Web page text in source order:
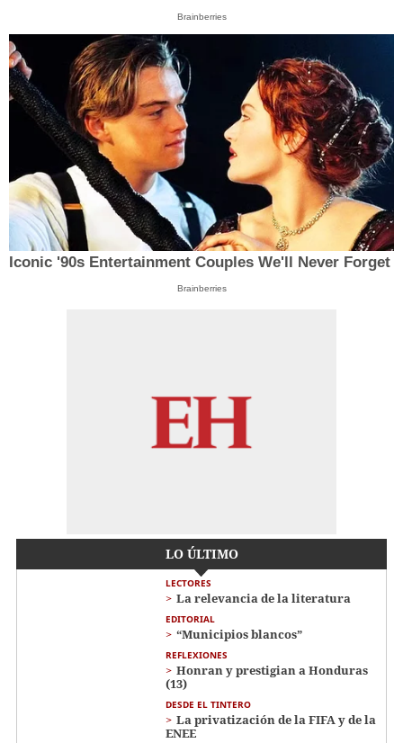
Brainberries
Iconic '90s Entertainment Couples We'll Never Forget
Brainberries
LO ÚLTIMO
LECTORES
La relevancia de la literatura
EDITORIAL
“Municipios blancos”
REFLEXIONES
Honran y prestigian a Honduras
(13)
DESDE EL TINTERO
La privatización de la FIFA y de la
ENEE